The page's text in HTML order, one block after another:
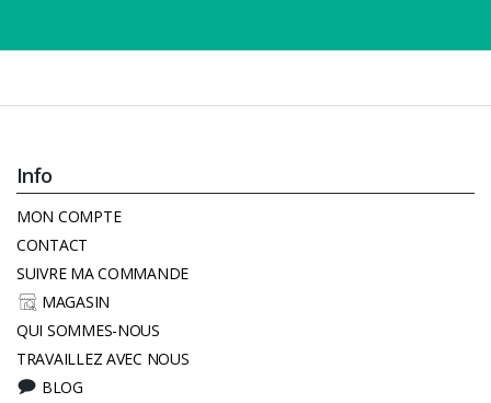
Info
MON COMPTE
CONTACT
SUIVRE MA COMMANDE
MAGASIN
QUI SOMMES-NOUS
TRAVAILLEZ AVEC NOUS
BLOG